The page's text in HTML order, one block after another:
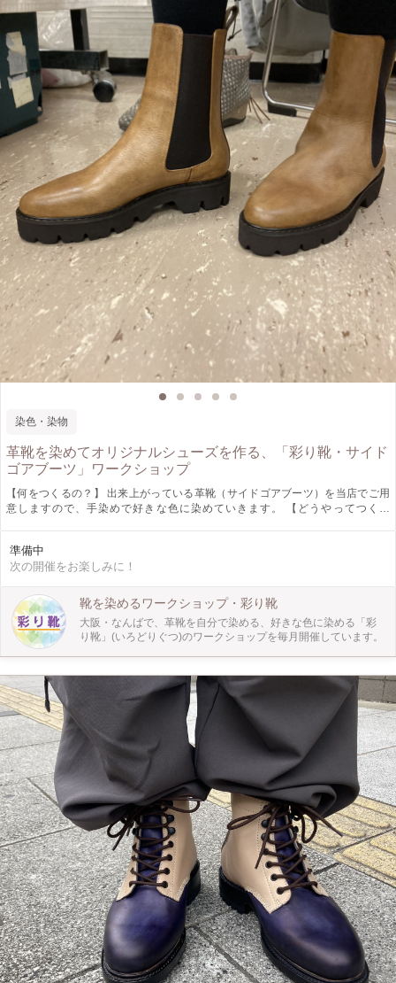
の「彩り靴」のワークショップを定期的に開催しているのは当教室のみ。 始ま
って1年ほどのワークショップですが、30人以上の参加者の方がみなさん素敵な
自分だけの1足を作られました！ 特別な日の大事な1足に、普段のお出かけの相
棒に、Good shoes take you good places. 良い靴は良い場所へ導いてくれるとい
うイタリアのことわざです。 自分で染めた素敵な靴でお出かけしてみません
か？ 皆様のご参加お待ちしております！
染色・染物
革靴を染めてオリジナルシューズを作る、「彩り靴・サイド
ゴアブーツ」ワークショップ
【何をつくるの？】 出来上がっている革靴（サイドゴアブーツ）を当店でご用
意しますので、手染めで好きな色に染めていきます。 【どうやってつくる
で好きな色が作れたら、いよいよ本番。靴を染めていきます。 ④仕上げにトッ
プコートをして完成！その日に履いて帰れます。 【作品の仕様】 ・サイドゴア
ださい。 （0.5きざみ） 【どんな人が対象？】 革も靴も染色も全然知らないとい
う方でも、どんな人でも染めていただけます。 お1人で参加される方も多いの
で、1人でのご参加も大歓迎です。 イメージ通りの靴がない、自分で作ったもの
を身に着けたい、新しいことをやってみたい方にぜひ体験してほしいです！
【ぜひ知ってほしい！】 一般的に販売されている革靴には汚れにくくなるよう
にコーティングや加工がされているのでそのままでは染められません。 「彩り
靴」は仕上げる手前の段階で作成されており、自分で好きな色に染めることが出
来ます。 現在この「彩り靴」のワークショップを定期的に開催しているのは当
教室のみ。 始まって1年ほどのワークショップですが、30人以上の参加者の方が
みなさん素敵な自分だけの1足を作られました！ 特別な日の大事な1足に、普段
のお出かけの相棒に、Good shoes take you good places. 良い靴は良い場所へ導
いてくれるというイタリアのことわざです。 自分で染めた素敵な靴でお出かけ
してみませんか？ 皆様のご参加お待ちしております！
準備中
次の開催をお楽しみに！
靴を染めるワークショップ・彩り靴
大阪・なんばで、革靴を自分で染める、好きな色に染める「彩
り靴」(いろどりぐつ)のワークショップを毎月開催しています。